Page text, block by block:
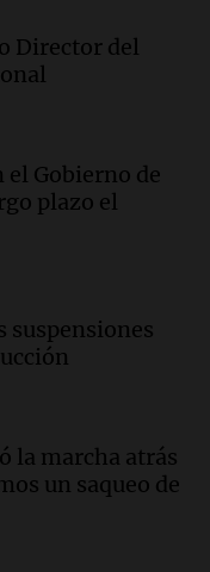
de
XIV con una
papel clave en
a Argentina
sólido
una vital
gracias al gol
Director del
Gobierno de
plazo el
suspensiones
la marcha atrás
un saqueo de